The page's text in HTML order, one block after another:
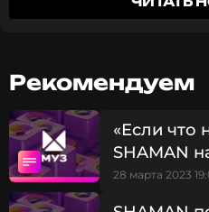
Всеволжского района в
Ранее мы рассказывали,
за время жизни в
Больше новостей про
исполнителя - на новом
Рекомендуем
«Если что
SHAMAN
28 марта 2023